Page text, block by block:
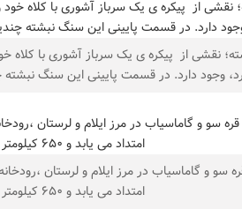
نقشی از ‌ پیکره ی‌ یک‌ سرباز آشوری با کلاه‌
وجود دارد. در قسمت‌ پایینی این‌ سنگ‌
سو و گاماسیاب در مرز ایلام و لرستان
امتداد می یابد و ۶۵۰ کیلومتر طول دارد.